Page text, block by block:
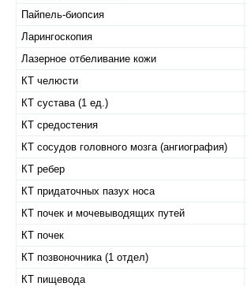
Пайпель-биопсия
Ларингоскопия
Лазерное отбеливание кожи
КТ челюсти
КТ сустава (1 ед.)
КТ средостения
КТ сосудов головного мозга (ангиография)
КТ ребер
КТ придаточных пазух носа
КТ почек и мочевыводящих путей
КТ почек
КТ позвоночника (1 отдел)
КТ пищевода